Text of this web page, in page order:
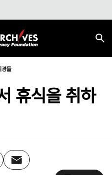
경들
휴식을 취하